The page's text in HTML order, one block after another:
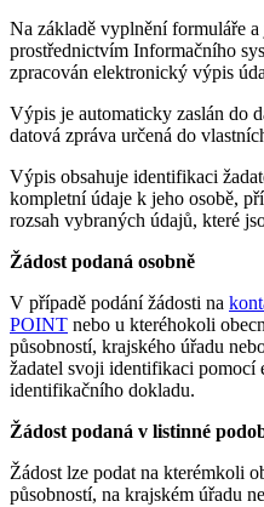
Na základě vyplnění formuláře
prostřednictvím Informačního
zpracován elektronický výpis
Výpis je automaticky zaslán do
datová zpráva určená do
Výpis obsahuje identifikaci
kompletní údaje k jeho osobě,
rozsah vybraných údajů, které
Žádost podaná osobně
V případě podání žádosti na
POINT nebo u kteréhokoli
působností, krajského úřadu
žadatel svoji identifikaci pomocí
identifikačního dokladu.
Žádost podaná v listinné
Žádost lze podat na kterémkoli
působností, na krajském úřadu